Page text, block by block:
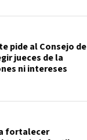
pide al Consejo de
jueces de la
ni intereses
fortalecer